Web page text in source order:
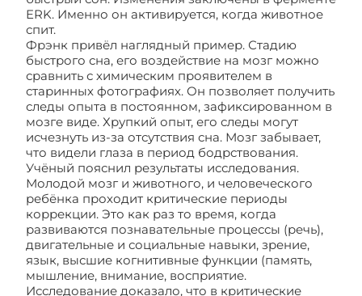
ERK. Именно он активируется, когда животное
спит.
Фрэнк привёл наглядный пример. Стадию
быстрого сна, его воздействие на мозг можно
сравнить с химическим проявителем в
старинных фотографиях. Он позволяет получить
следы опыта в постоянном, зафиксированном в
мозге виде. Хрупкий опыт, его следы могут
исчезнуть из-за отсутствия сна. Мозг забывает,
что видели глаза в период бодрствования.
Учёный пояснил результаты исследования.
Молодой мозг и животного, и человеческого
ребёнка проходит критические периоды
коррекции. Это как раз то время, когда
развиваются познавательные процессы (речь),
двигательные и социальные навыки, зрение,
язык, высшие когнитивные функции (память,
мышление, внимание, восприятие.
Исследование доказало, что в критические